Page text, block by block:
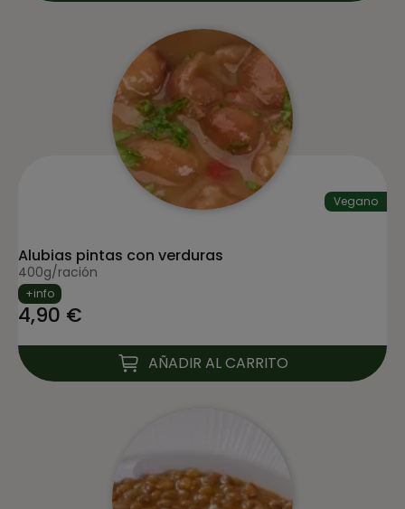
Vegano
Alubias pintas con verduras
400g/ración
+info
4,90 €
AÑADIR AL CARRITO